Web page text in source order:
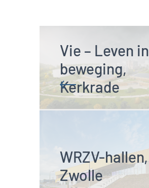
Vie – Leven in
beweging,
Kerkrade
WRZV-hallen,
Zwolle